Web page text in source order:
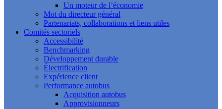
Un moteur de l’économie
Mot du directeur général
Partenariats, collaborations et liens utiles
Comités sectoriels
Accessibilité
Benchmarking
Développement durable
Électrification
Expérience client
Performance autobus
Acquisition autobus
Approvisionneurs